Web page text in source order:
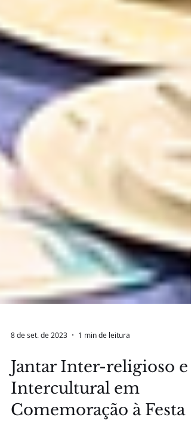
8 de set. de 2023 1 min de leitura
Jantar Inter-religioso e
Intercultural em